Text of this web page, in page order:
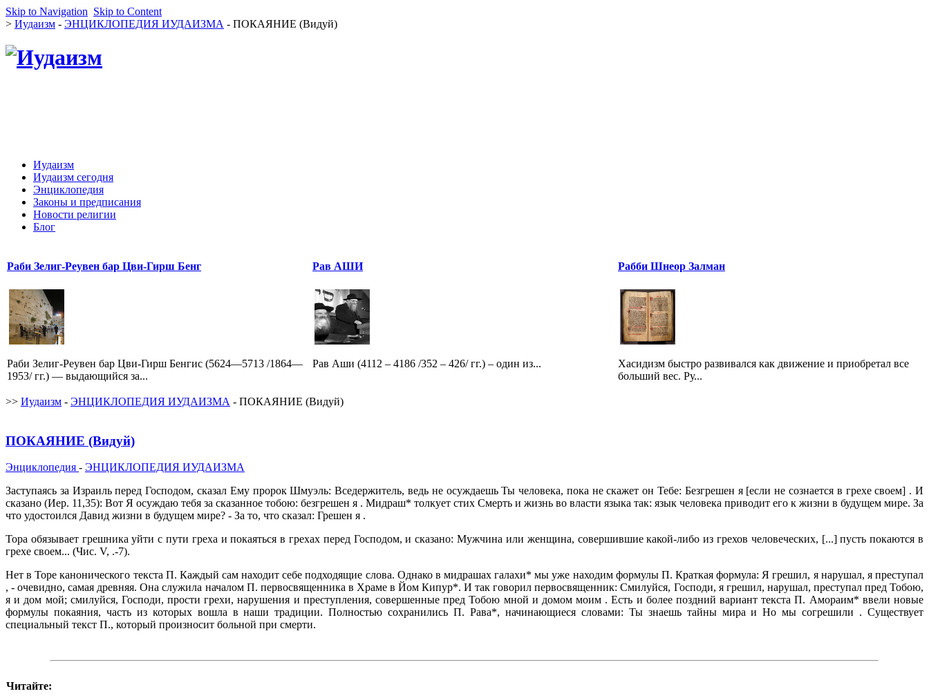
Skip to Navigation Skip to Content
> Иудаизм - ЭНЦИКЛОПЕДИЯ ИУДАИЗМА - ПОКАЯНИЕ (Видуй)
Иудаизм
Иудаизм сегодня
Энциклопедия
Законы и предписания
Новости религии
Блог
Раби Зелиг-Реувен бар Цви-Гирш Бенг
Раби Зелиг-Реувен бар Цви-Гирш Бенгис (5624—5713 /1864—
1953/ гг.) — выдающийся за...
Рав АШИ
Рав Аши (4112 – 4186 /352 – 426/ гг.) – один из...
Рабби Шнеор Залман
Хасидизм быстро развивался как движение и приобретал все
больший вес. Ру...
>> Иудаизм - ЭНЦИКЛОПЕДИЯ ИУДАИЗМА - ПОКАЯНИЕ (Видуй)
ПОКАЯНИЕ (Видуй)
Энциклопедия - ЭНЦИКЛОПЕДИЯ ИУДАИЗМА
Заступаясь за Израиль перед Господом, сказал Ему пророк Шмуэль: Вседержитель, ведь не осуждаешь Ты человека, пока не скажет он Тебе: Безгрешен я [если не сознается в грехе своем] . И
сказано (Иер. 11,35): Вот Я осуждаю тебя за сказанное тобою: безгрешен я . Мидраш* толкует стих Смерть и жизнь во власти языка так: язык человека приводит его к жизни в будущем мире. За
что удостоился Давид жизни в будущем мире? - За то, что сказал: Грешен я .
Тора обязывает грешника уйти с пути греха и покаяться в грехах перед Господом, и сказано: Мужчина или женщина, совершившие какой-либо из грехов человеческих, [...] пусть покаются в
грехе своем... (Чис. V, .-7).
Нет в Торе канонического текста П. Каждый сам находит себе подходящие слова. Однако в мидрашах галахи* мы уже находим формулы П. Краткая формула: Я грешил, я нарушал, я преступал
, - очевидно, самая древняя. Она служила началом П. первосвященника в Храме в Йом Кипур*. И так говорил первосвященник: Смилуйся, Господи, я грешил, нарушал, преступал пред Тобою,
я и дом мой; смилуйся, Господи, прости грехи, нарушения и преступления, совершенные пред Тобою мной и домом моим . Есть и более поздний вариант текста П. Амораим* ввели новые
формулы покаяния, часть из которых вошла в наши традиции. Полностью сохранились П. Рава*, начинающиеся словами: Ты знаешь тайны мира и Но мы согрешили . Существует
специальный текст П., который произносит больной при смерти.
Читайте: